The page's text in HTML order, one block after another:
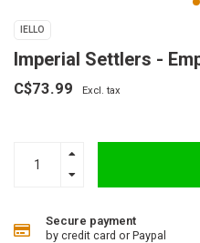
IELLO
Imperial Settlers -
C$73.99 Excl. tax
Secure payment
by credit card or Paypal